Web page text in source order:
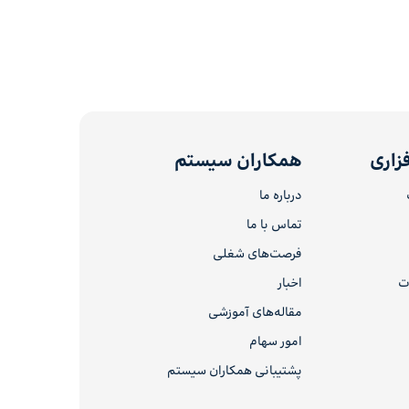
همکاران سیستم
درباره ما
تماس با ما
فرصت‌های شغلی
اخبار
مقاله‌های آموزشی
امور سهام
پشتیبانی همکاران سیستم